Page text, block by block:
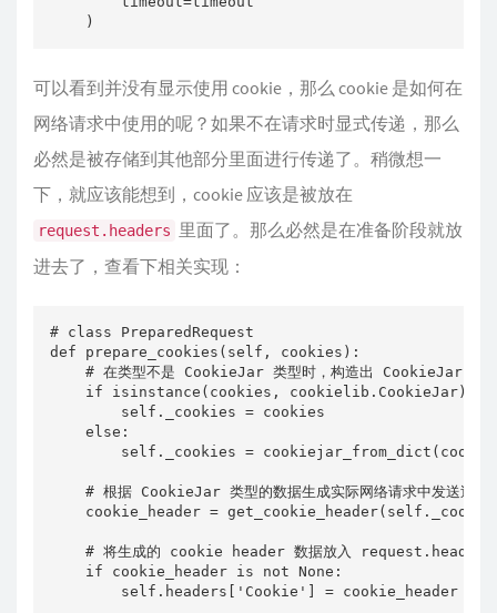
    )
可以看到并没有显示使用 cookie，那么 cookie 是如何在
网络请求中使用的呢？如果不在请求时显式传递，那么
必然是被存储到其他部分里面进行传递了。稍微想一
下，就应该能想到，cookie 应该是被放在
request.headers 里面了。那么必然是在准备阶段就放
进去了，查看下相关实现：
# class PreparedRequest
def prepare_cookies(self, cookies):
# 在类型不是 CookieJar 类型时，构造出 CookieJar
    if isinstance(cookies, cookielib.CookieJar):
        self._cookies = cookies
    else:
self._cookies =
# 根据 CookieJar 类型的数据生成实际网络请求中发送
cookie_header =
# 将生成的 cookie header 数据放入
    if cookie_header is not None:
        self.headers['Cookie'] = cookie_header